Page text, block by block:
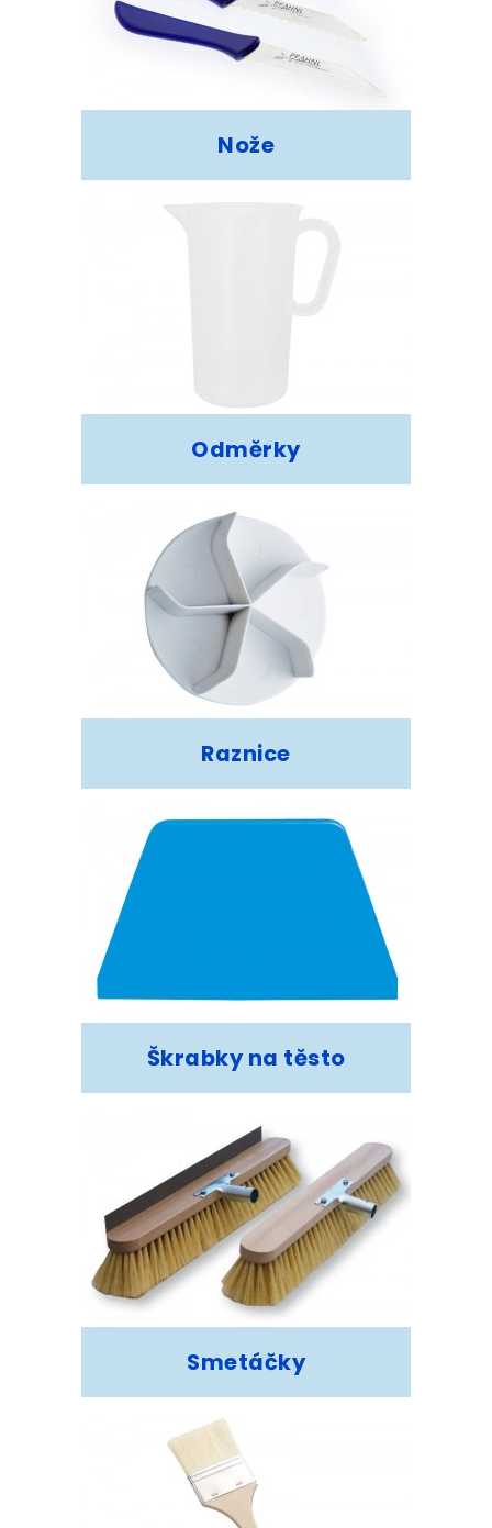
Nože
Odměrky
Raznice
Škrabky na těsto
Smetáčky